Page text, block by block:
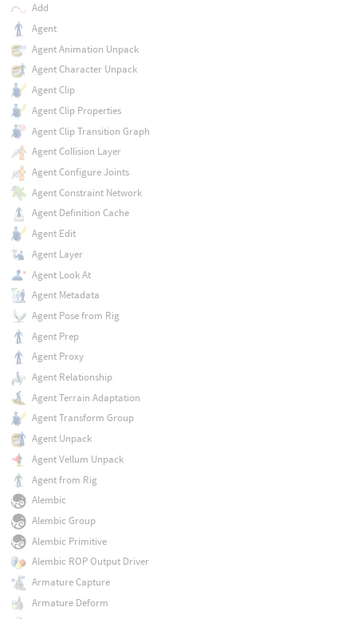
Add
Agent
Agent Animation Unpack
Agent Character Unpack
Agent Clip
Agent Clip Properties
Agent Clip Transition Graph
Agent Collision Layer
Agent Configure Joints
Agent Constraint Network
Agent Definition Cache
Agent Edit
Agent Layer
Agent Look At
Agent Metadata
Agent Pose from Rig
Agent Prep
Agent Proxy
Agent Relationship
Agent Terrain Adaptation
Agent Transform Group
Agent Unpack
Agent Vellum Unpack
Agent from Rig
Alembic
Alembic Group
Alembic Primitive
Alembic ROP Output Driver
Armature Capture
Armature Deform